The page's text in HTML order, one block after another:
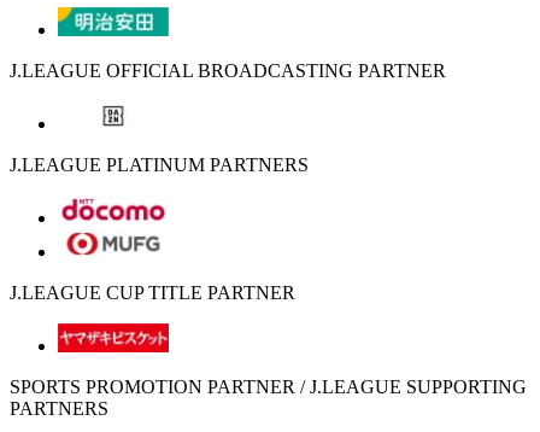
J.LEAGUE OFFICIAL BROADCASTING PARTNER
J.LEAGUE PLATINUM PARTNERS
J.LEAGUE CUP TITLE PARTNER
SPORTS PROMOTION PARTNER / J.LEAGUE SUPPORTING
PARTNERS